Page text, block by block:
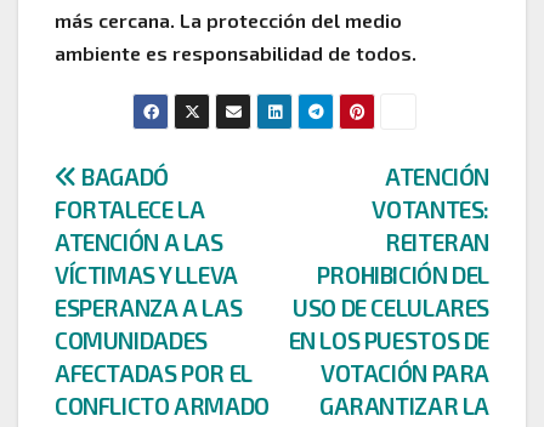
más cercana. La protección del medio
ambiente es responsabilidad de todos.
Navegación
de
entradas
ATENCIÓN
VOTANTES:
REITERAN
PROHIBICIÓN DEL
USO DE CELULARES
EN LOS PUESTOS DE
VOTACIÓN PARA
GARANTIZAR LA
BAGADÓ
FORTALECE LA
ATENCIÓN A LAS
VÍCTIMAS Y LLEVA
ESPERANZA A LAS
COMUNIDADES
AFECTADAS POR EL
CONFLICTO ARMADO